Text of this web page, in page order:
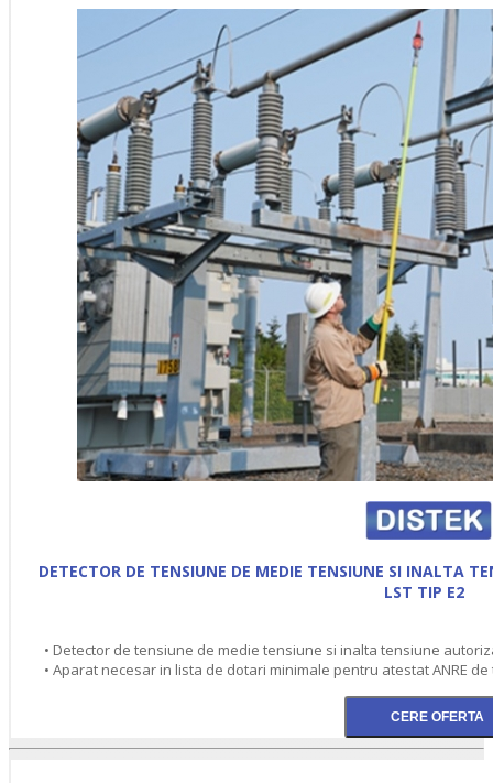
DETECTOR DE TENSIUNE DE MEDIE TENSIUNE SI INALTA
LST TIP E2
• Detector de tensiune de medie tensiune si inalta tensiune
• Aparat necesar in lista de dotari minimale pentru atestat ANRE de